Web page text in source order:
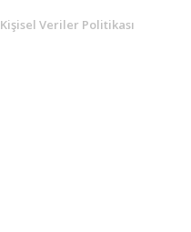
Kişisel Veriler Politikası